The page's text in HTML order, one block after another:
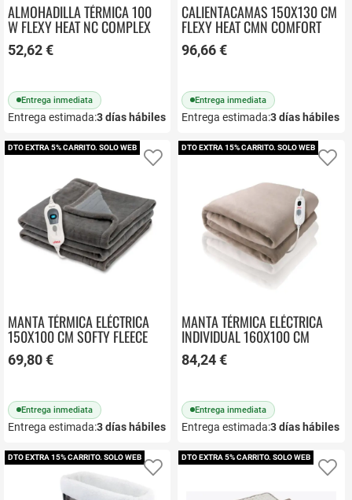
ALMOHADILLA TÉRMICA 100
W FLEXY HEAT NC COMPLEX
UFESA
52,62 €
Entrega inmediata
Entrega estimada:3días hábiles
CALIENTACAMAS 150X130 CM
FLEXY HEAT CMN COMFORT
UFESA
96,66 €
Entrega inmediata
Entrega estimada:3días hábiles
DTO EXTRA 5% CARRITO. SOLO WEB
Añadir a favoritos
MANTA TÉRMICA ELÉCTRICA
150X100 CM SOFTY FLEECE
UFESA
69,80 €
Entrega inmediata
Entrega estimada:3días hábiles
DTO EXTRA 15% CARRITO. SOLO WEB
MANTA TÉRMICA ELÉCTRICA
INDIVIDUAL 160X100 CM
SOFTY UFESA
84,24 €
Entrega inmediata
Entrega estimada:3días hábiles
DTO EXTRA 15% CARRITO. SOLO WEB
Añadir a favoritos
DTO EXTRA 5% CARRITO. SOLO WEB